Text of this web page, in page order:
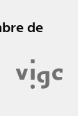
de